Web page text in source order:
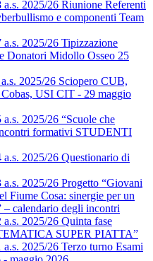
a.s. 2025/26 Riunione Referenti
e componenti Team
2025/26 Tipizzazione
Donatori Midollo Osseo 25
2025/26 Sciopero CUB,
USI CIT - 29 maggio
2025/26 “Scuole che
formativi STUDENTI
2025/26 Questionario di
2025/26 Progetto “Giovani
Fiume Cosa: sinergie per un
– calendario degli incontri
2025/26 Quinta fase
SUPER PIATTA”
2025/26 Terzo turno Esami